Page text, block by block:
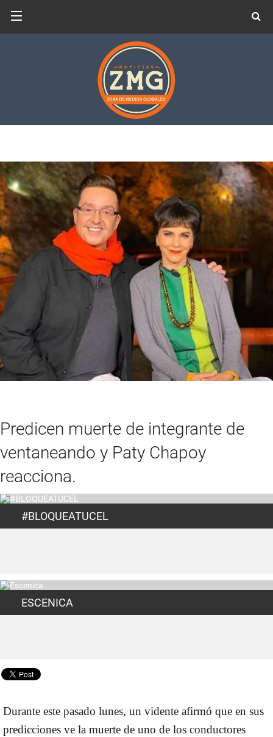
Predicen muerte de integrante de
ventaneando y Paty Chapoy
reacciona.
#BLOQUEATUCEL
ESCENICA
Durante este pasado lunes, un vidente afirmó que en sus
predicciones ve la muerte de uno de los conductores